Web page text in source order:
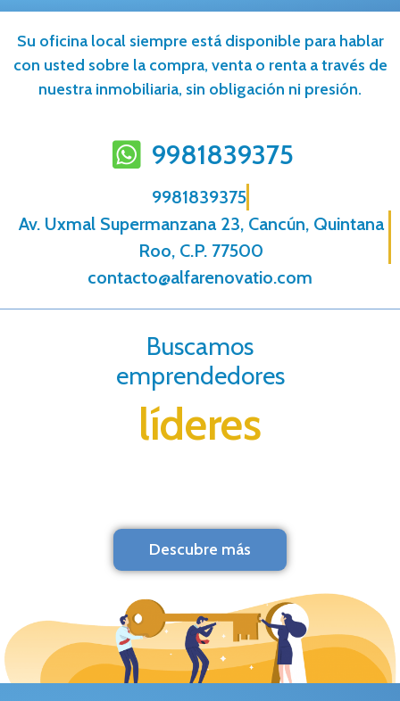
Su oficina local siempre está disponible para hablar
con usted sobre la compra, venta o renta a través de
nuestra inmobiliaria, sin obligación ni presión.
9981839375
9981839375
Av. Uxmal Supermanzana 23, Cancún, Quintana
Roo, C.P. 77500
contacto@alfarenovatio.com
Buscamos
emprendedores
líderes
Descubre más